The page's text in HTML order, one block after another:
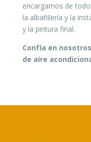
encargamos de
la albañilería y la
y la pintura final.
Confía en
de aire